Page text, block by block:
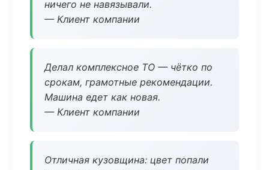
ничего не навязывали.
— Клиент компании
Делал комплексное ТО — чётко по
срокам, грамотные рекомендации.
Машина едет как новая.
— Клиент компании
Отличная кузовщина: цвет попали